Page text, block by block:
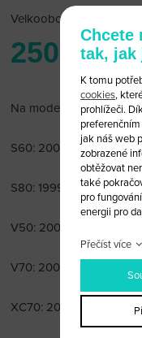
Velkoobchodní cena:
250 Kč
Na modely:
S60: 2000 a výše
S80: 1999 a výše
V50: 2004 a výše
V70: 2000 a výše
XC70: 2003 a výše
Chcete
tak, jak
K tomu
cookies,
prohlížeči.
jak náš web
zobrazené
obtěžovat
také
pro
energii pro
Přečíst více